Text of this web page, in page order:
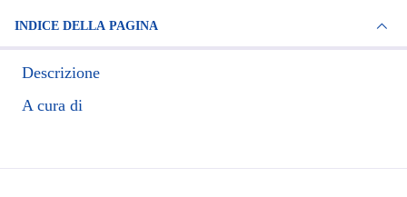
INDICE DELLA PAGINA
Descrizione
A cura di